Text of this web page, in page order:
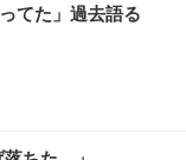
ックレスト 30度ロッ
てた」過去語る